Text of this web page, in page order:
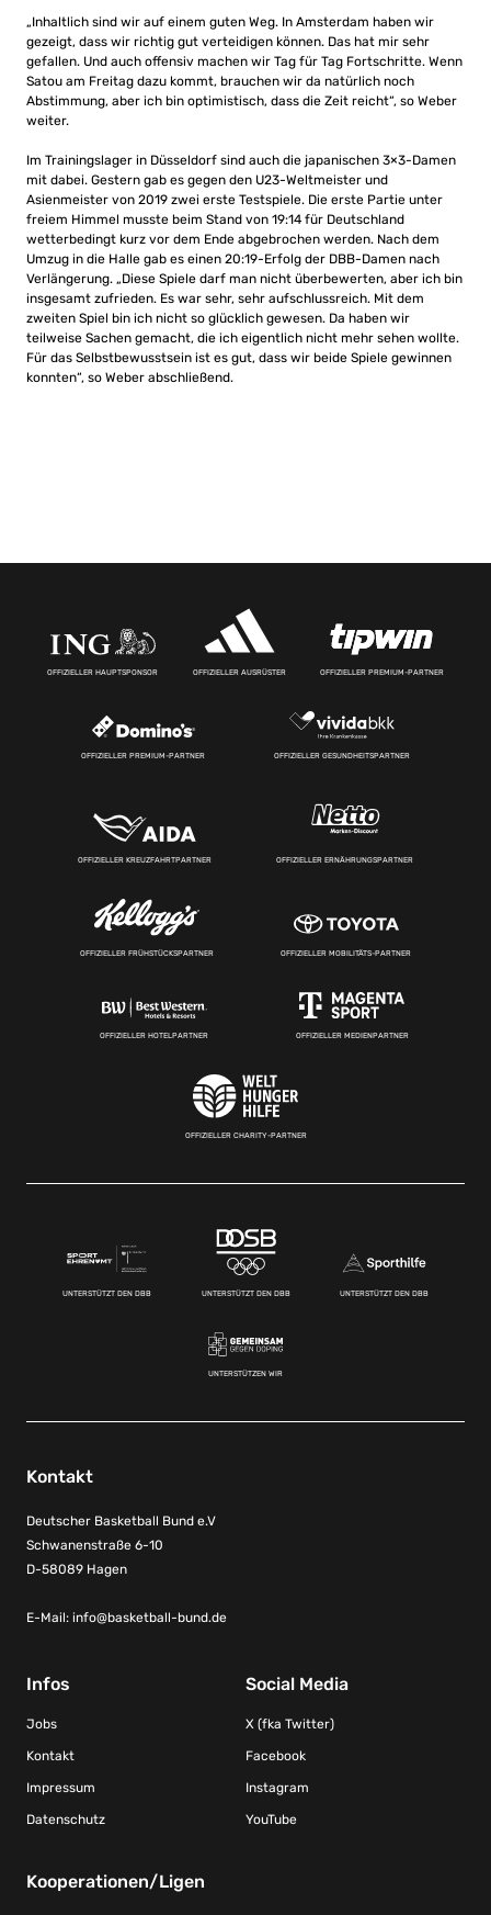
„Inhaltlich sind wir auf einem guten Weg. In Amsterdam haben wir
gezeigt, dass wir richtig gut verteidigen können. Das hat mir sehr
gefallen. Und auch offensiv machen wir Tag für Tag Fortschritte. Wenn
Satou am Freitag dazu kommt, brauchen wir da natürlich noch
Abstimmung, aber ich bin optimistisch, dass die Zeit reicht“, so Weber
weiter.
Im Trainingslager in Düsseldorf sind auch die japanischen 3×3-Damen
mit dabei. Gestern gab es gegen den U23-Weltmeister und
Asienmeister von 2019 zwei erste Testspiele. Die erste Partie unter
freiem Himmel musste beim Stand von 19:14 für Deutschland
wetterbedingt kurz vor dem Ende abgebrochen werden. Nach dem
Umzug in die Halle gab es einen 20:19-Erfolg der DBB-Damen nach
Verlängerung. „Diese Spiele darf man nicht überbewerten, aber ich bin
insgesamt zufrieden. Es war sehr, sehr aufschlussreich. Mit dem
zweiten Spiel bin ich nicht so glücklich gewesen. Da haben wir
teilweise Sachen gemacht, die ich eigentlich nicht mehr sehen wollte.
Für das Selbstbewusstsein ist es gut, dass wir beide Spiele gewinnen
konnten“, so Weber abschließend.
OFFIZIELLER HAUPTSPONSOR OFFIZIELLER AUSRÜSTER OFFIZIELLER PREMIUM-PARTNER
OFFIZIELLER PREMIUM-PARTNER OFFIZIELLER GESUNDHEITSPARTNER
OFFIZIELLER KREUZFAHRTPARTNER OFFIZIELLER ERNÄHRUNGSPARTNER
OFFIZIELLER FRÜHSTÜCKSPARTNER OFFIZIELLER MOBILITÄTS-PARTNER
OFFIZIELLER HOTELPARTNER OFFIZIELLER MEDIENPARTNER
OFFIZIELLER CHARITY-PARTNER
UNTERSTÜTZT DEN DBB UNTERSTÜTZT DEN DBB UNTERSTÜTZT DEN DBB
UNTERSTÜTZEN WIR
Kontakt
Deutscher Basketball Bund e.V
Schwanenstraße 6-10
D-58089 Hagen
E-Mail: info@basketball-bund.de
Infos
Jobs
Kontakt
Impressum
Datenschutz
Social Media
X (fka Twitter)
Facebook
Instagram
YouTube
Kooperationen/Ligen